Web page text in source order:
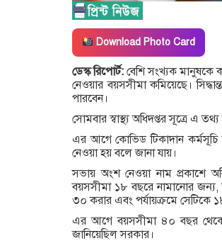
Download Photo Card
ডেস্ক রিপোর্ট:বেশি সংখ্যক মানুষকে
নেওয়ার বয়সসীমা কমিয়েছে।
পারবেন।
সোমবার স্বাস্থ্য অধিদপ্তর সূত্রে এ তথ্য
এর আগে কোভিড টিকাদান কর্মসূচি
নেওয়া হয় বলে জানা যায়।
সভায় অংশ নেওয়া নাম প্রকাশে
বয়সসীমা ১৮ বছরে নামানোর জন্য,
৩০ করার এবং পর্যায়ক্রমে সেটিকে
এর আগে বয়সসীমা ৪০ বছর থেকে
জানিয়েছিল সরকার।